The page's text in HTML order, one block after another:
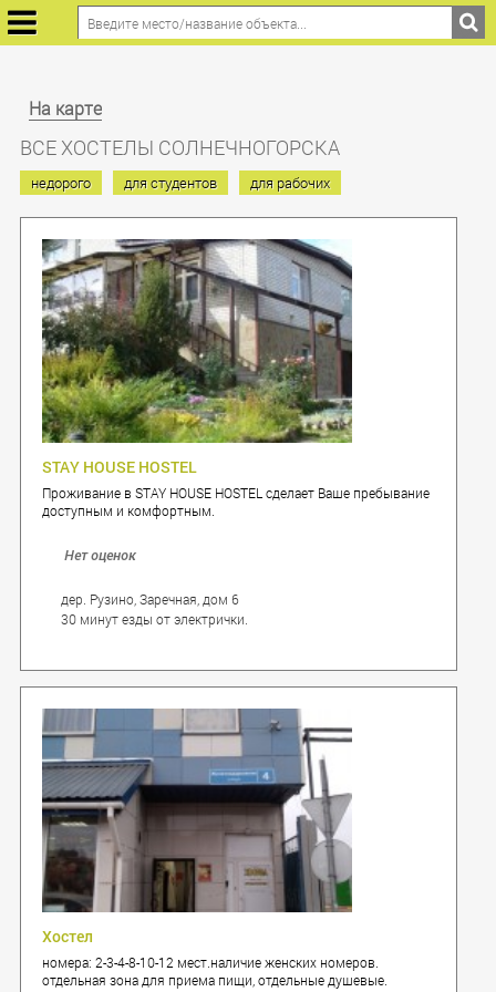
На карте
ВСЕ ХОСТЕЛЫ СОЛНЕЧНОГОРСКА
недорого для студентов для рабочих
STAY HOUSE HOSTEL
Проживание в STAY HOUSE HOSTEL сделает Ваше пребывание
доступным и комфортным.
Нет оценок
дер. Рузино, Заречная, дом 6
30 минут езды от электрички.
Хостел
номера: 2-3-4-8-10-12 мест.наличие женских номеров.
отдельная зона для приема пищи, отдельные душевые.